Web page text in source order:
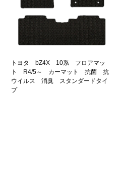
トヨタ bZ4X 10系 フロアマッ
ト R4/5～ カーマット 抗菌 抗
ウイルス 消臭 スタンダードタイ
プ